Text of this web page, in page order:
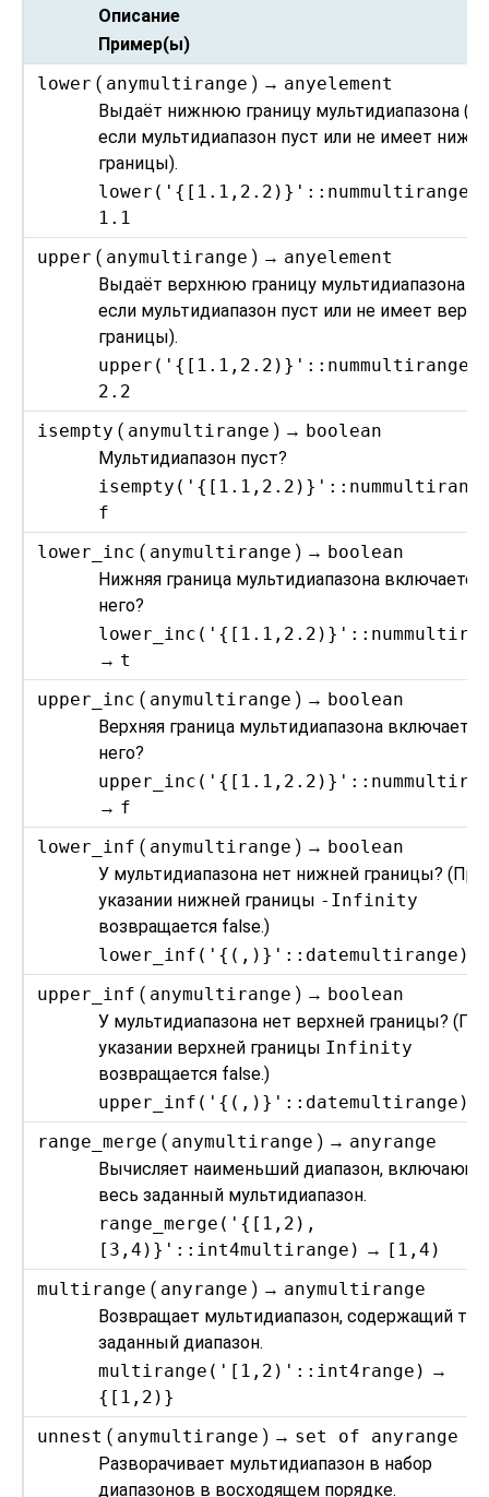
Описание
Пример(ы)
lower ( anymultirange ) → anyelement
Выдаёт нижнюю границу мультидиапазона (
если мультидиапазон пуст или не имеет
границы).
lower('{[1.1,2.2)}'::nummultirange)
1.1
upper ( anymultirange ) → anyelement
Выдаёт верхнюю границу мультидиапазона (
если мультидиапазон пуст или не имеет
границы).
upper('{[1.1,2.2)}'::nummultirange)
2.2
isempty ( anymultirange ) → boolean
Мультидиапазон пуст?
f
lower_inc ( anymultirange ) → boolean
Нижняя граница мультидиапазона включается
него?
→ t
upper_inc ( anymultirange ) → boolean
Верхняя граница мультидиапазона
него?
→ f
lower_inf ( anymultirange ) → boolean
У мультидиапазона нет нижней границы? (При
указании нижней границы -Infinity
возвращается false.)
lower_inf('{(,)}'::datemultirange)
upper_inf ( anymultirange ) → boolean
У мультидиапазона нет верхней границы?
указании верхней границы Infinity
возвращается false.)
upper_inf('{(,)}'::datemultirange)
range_merge ( anymultirange ) → anyrange
Вычисляет наименьший диапазон,
весь заданный мультидиапазон.
range_merge('{[1,2),
[3,4)}'::int4multirange) → [1,4)
multirange ( anyrange ) → anymultirange
Возвращает мультидиапазон, содержащий
заданный диапазон.
multirange('[1,2)'::int4range) →
{[1,2)}
unnest ( anymultirange ) → set of anyrange
Разворачивает мультидиапазон в набор
диапазонов в восходящем порядке.